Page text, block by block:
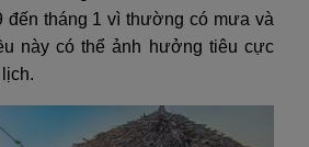
đến tháng 1 vì thường có mưa và
này có thể ảnh hưởng tiêu cực